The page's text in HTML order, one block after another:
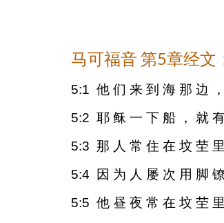
马可福音 第5章经文
5:1 他 们 来 到 海 那 边
5:2 耶 稣 一 下 船 ， 就
5:3 那 人 常 住 在 坟 茔
5:4 因 为 人 屡 次 用 脚
5:5 他 昼 夜 常 在 坟 茔